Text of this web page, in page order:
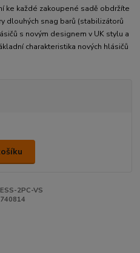
ke každé zakoupené sadě obdržíte
dlouhých snag barů (stabilizátorů
s novým designem v UK stylu a
charakteristika nových hlásičů
2PC-VS